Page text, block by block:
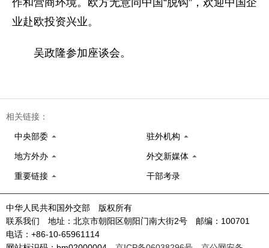
作和营商环境。欧方无意同中国“脱钩”，欢迎中国企
业赴欧投资兴业。
吴政隆参加座谈会。
相关链接：
中央部委 驻外机构
地方外办 外交新媒体
重要链接 干部考录
中华人民共和国外交部 版权所有
联系我们 地址：北京市朝阳区朝阳门南大街2号 邮编：100701
电话：+86-10-65961114